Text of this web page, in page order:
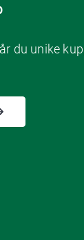
du unike